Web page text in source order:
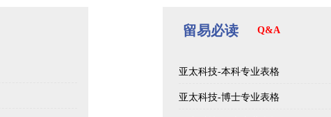
留易必读
亚太科技-本科专业表格
亚太科技-博士专业表格
Q&A